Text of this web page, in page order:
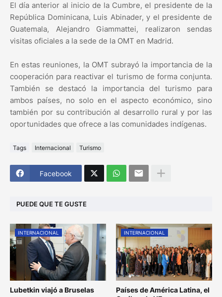
El día anterior al inicio de la Cumbre, el presidente de la
República Dominicana, Luis Abinader, y el presidente de
Guatemala, Alejandro Giammattei, realizaron sendas
visitas oficiales a la sede de la OMT en Madrid.
En estas reuniones, la OMT subrayó la importancia de la
cooperación para reactivar el turismo de forma conjunta.
También se destacó la importancia del turismo para
ambos países, no solo en el aspecto económico, sino
también por su contribución al desarrollo rural y por las
oportunidades que ofrece a las comunidades indígenas.
Tags Internacional Turismo
Facebook
PUEDE QUE TE GUSTE
INTERNACIONAL
Lubetkin viajó a Bruselas
INTERNACIONAL
Países de América Latina, el